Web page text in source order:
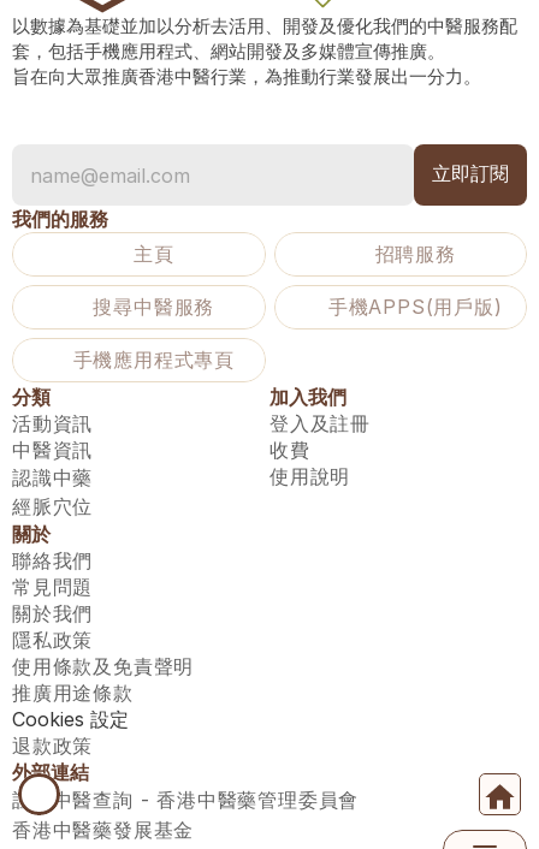
以數據為基礎並加以分析去活用、開發及優化我們的中醫服務配
套，包括手機應用程式、網站開發及多媒體宣傳推廣。
旨在向大眾推廣香港中醫行業，為推動行業發展出一分力。
我們的服務
主頁
招聘服務
搜尋中醫服務 手機APPS(用戶版)
手機應用程式專頁
分類
活動資訊
中醫資訊
認識中藥
經脈穴位
加入我們
登入及註冊
收費
使用說明
關於
聯絡我們
常見問題
關於我們
隱私政策
使用條款及免責聲明
推廣用途條款
Cookies 設定
退款政策
外部連結
註冊中醫查詢 - 香港中醫藥管理委員會
香港中醫藥發展基金